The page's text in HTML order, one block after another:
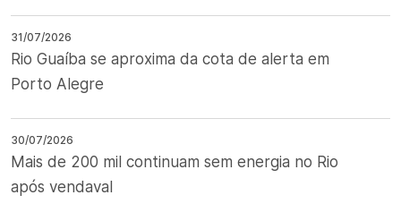
31/07/2026
Rio Guaíba se aproxima da cota de alerta em
Porto Alegre
30/07/2026
Mais de 200 mil continuam sem energia no Rio
após vendaval